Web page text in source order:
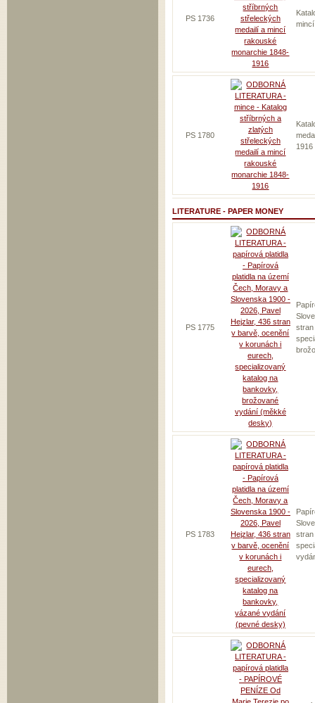
PS 1736
PS 1780
1916
LITERATURE - PAPER MONEY
PS 1775
stran
PS 1783
stran